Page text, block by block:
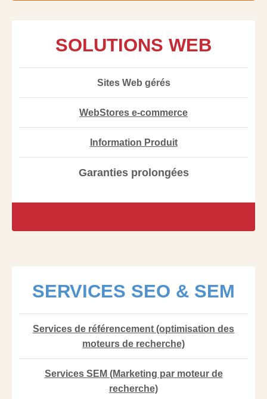
SOLUTIONS WEB
Sites Web gérés
WebStores e-commerce
Information Produit
Garanties prolongées
SERVICES SEO & SEM
Services de référencement (optimisation des
moteurs de recherche)
Services SEM (Marketing par moteur de
recherche)